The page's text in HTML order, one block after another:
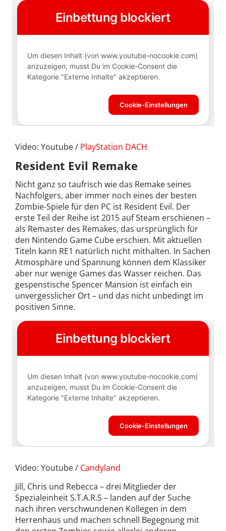
Video: Youtube / PlayStation DACH
Resident Evil Remake
Nicht ganz so taufrisch wie das Remake seines
Nachfolgers, aber immer noch eines der besten
Zombie-Spiele für den PC ist Resident Evil. Der
erste Teil der Reihe ist 2015 auf Steam erschienen –
als Remaster des Remakes, das ursprünglich für
den Nintendo Game Cube erschien. Mit aktuellen
Titeln kann RE1 natürlich nicht mithalten. In Sachen
Atmosphäre und Spannung können dem Klassiker
aber nur wenige Games das Wasser reichen. Das
gespenstische Spencer Mansion ist einfach ein
unvergesslicher Ort – und das nicht unbedingt im
positiven Sinne.
Video: Youtube / Candyland
Jill, Chris und Rebecca – drei Mitglieder der
Spezialeinheit S.T.A.R.S – landen auf der Suche
nach ihren verschwundenen Kollegen in dem
Herrenhaus und machen schnell Begegnung mit